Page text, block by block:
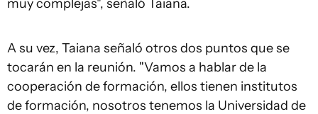
muy complejas", señaló Taiana.
A su vez, Taiana señaló otros dos puntos que se
tocarán en la reunión. "Vamos a hablar de la
cooperación de formación, ellos tienen institutos
de formación, nosotros tenemos la Universidad de